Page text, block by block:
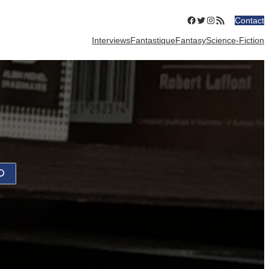
Facebook
Twitter
Instagram
Flux RSSContact
InterviewsFantastiqueFantasyScience-Fiction